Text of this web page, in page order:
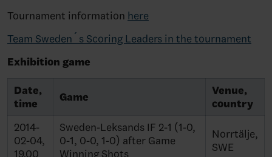
Tournament information here
Team Sweden´s Scoring Leaders in the tournament
Exhibition game
Date,
time
Game
Venue,
country
2014-
02-04,
19.00
Sweden-Leksands IF 2-1 (1-0,
0-1, 0-0, 1-0) after Game
Winning Shots
Norrtälje,
SWE